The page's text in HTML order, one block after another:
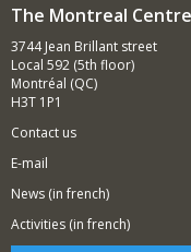
The Montreal
3744 Jean Brillant street
Local 592 (5th floor)
Montréal (QC)
H3T 1P1
Contact us
E-mail
News (in french)
Activities (in french)